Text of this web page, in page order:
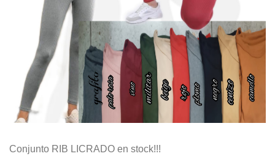
Conjunto RIB LICRADO en stock!!!